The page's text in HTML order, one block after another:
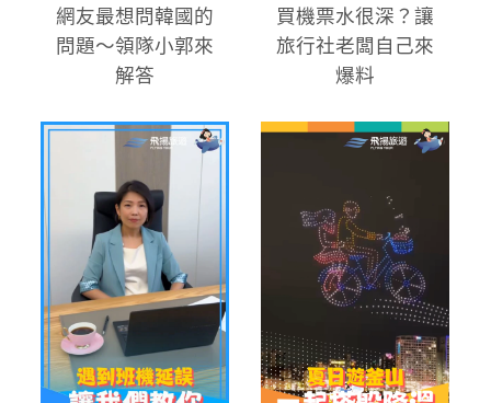
網友最想問韓國的
問題～領隊小郭來
解答
買機票水很深？讓
旅行社老闆自己來
爆料